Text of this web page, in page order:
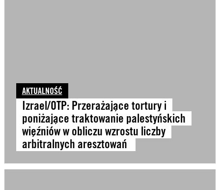
AKTUALNOŚĆ
Izrael/OTP: Przerażające tortury i
poniżające traktowanie palestyńskich
więźniów w obliczu wzrostu liczby
arbitralnych aresztowań